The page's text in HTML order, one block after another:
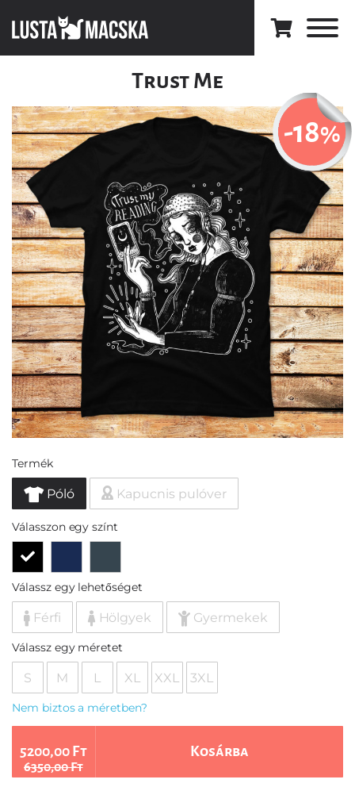
Trust Me
-18%
Termék
Póló Kapucnis pulóver
Válasszon egy színt
Válassz egy lehetőséget
Férfi Hölgyek Gyermekek
Válassz egy méretet
S M L XL XXL 3XL
Nem biztos a méretben?
5200,00 Ft
6350,00 Ft
Kosárba